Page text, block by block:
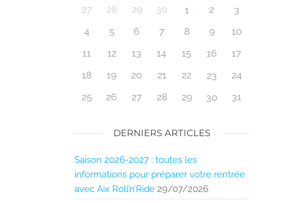
27 28 29 30 1 2
3
4
5 6 7 8 9
10
11
12 13 14 15 16
17
18
19 20 21 22 23
24
25
26 27 28 29 30 31
DERNIERS ARTICLES
Saison 2026-2027 : toutes les
informations pour préparer votre rentrée
avec Aix Roll’n’Ride 29/07/2026